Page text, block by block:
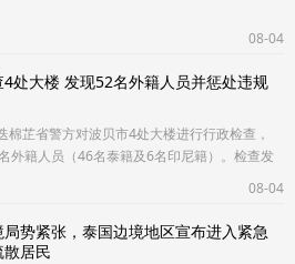
08-04
处大楼 发现52名外籍人员并惩处违规
棉芷省警方对波贝市4处大楼进行行政检查，
外籍人员（46名泰籍及6名印尼籍）。检查发
08-04
势紧张，泰国边境地区宣布进入紧急
居民